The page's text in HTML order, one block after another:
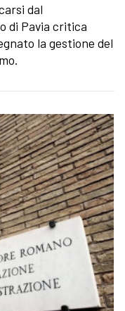
dal
di Pavia critica
la gestione del